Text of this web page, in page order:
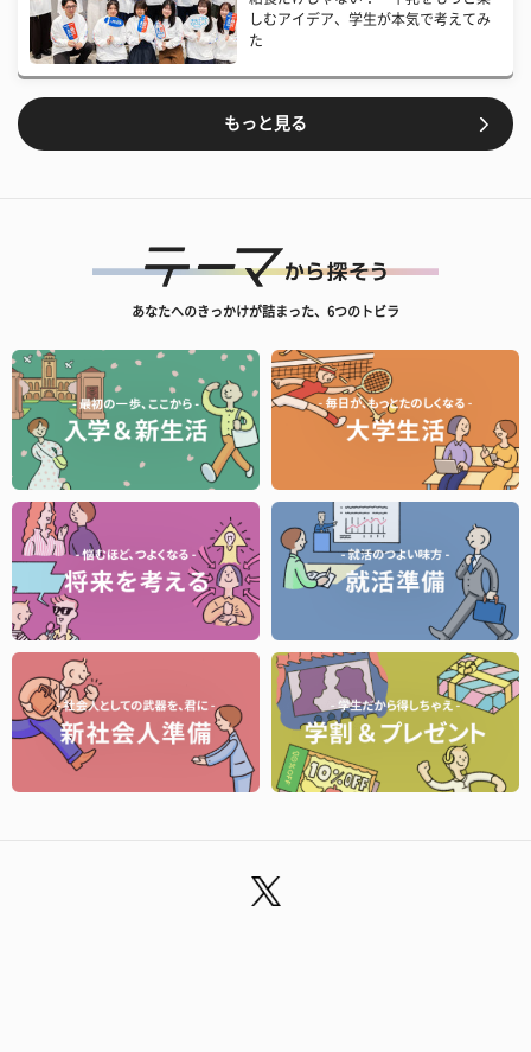
しむアイデア、学生が本気で考えてみ
た
もっと見る
あなたへのきっかけが詰まった、6つのトビラ